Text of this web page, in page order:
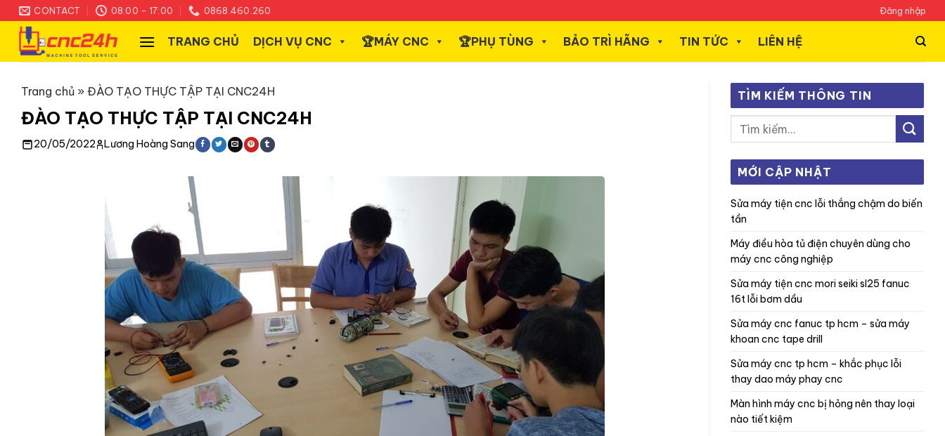
Skip
to
content
CONTACT 08:00 - 17:00 0868.460.260 Đăng nhập
TRANG CHỦ DỊCH VỤ CNC ️🏆MÁY CNC ️🏆PHỤ TÙNG BẢO TRÌ HÃNG TIN TỨC LIÊN HỆ
Trang chủ » ĐÀO TẠO THỰC TẬP TẠI CNC24H
ĐÀO TẠO THỰC TẬP TẠI CNC24H
20/05/2022 Lương Hoàng Sang
TÌM KIẾM THÔNG TIN
MỚI CẬP NHẬT
sửa máy tiện cnc lỗi thắng chậm do biến
tần
máy điều hòa tủ điện chuyên dùng cho
máy cnc công nghiệp
sửa máy tiện cnc mori seiki sl25 fanuc
16t lỗi bơm dầu
sửa máy cnc fanuc tp hcm – sửa máy
khoan cnc tape drill
sửa máy cnc tp hcm – khắc phục lỗi
thay dao máy phay cnc
màn hình máy cnc bị hỏng nên thay loại
nào tiết kiệm